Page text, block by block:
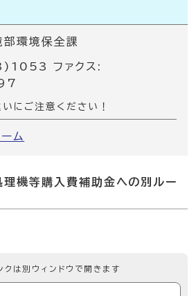
環境保全課
ファクス:
にご注意ください！
ム
機等購入費補助金への別ルー
クは別ウィンドウで開きます